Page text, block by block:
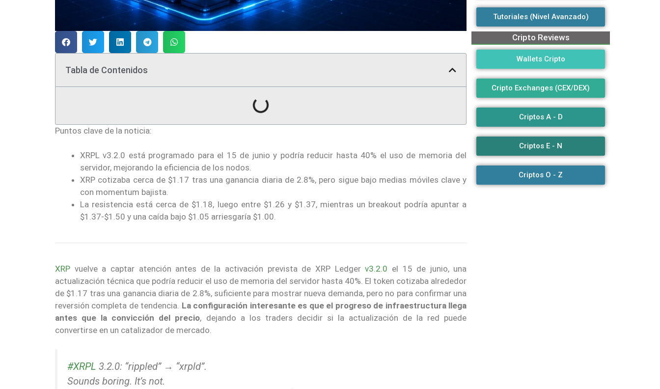
Tabla de Contenidos
Puntos clave de la noticia:
XRPL v3.2.0 está programado para el 15 de junio y podría reducir hasta 40% el uso de memoria del
servidor, mejorando la eficiencia de los nodos.
XRP cotizaba cerca de $1.17 tras una ganancia diaria de 2.8%, pero sigue bajo medias móviles clave y
con momentum bajista.
La resistencia está cerca de $1.18, luego entre $1.26 y $1.37, mientras un breakout podría apuntar a
$1.37-$1.50 y una caída bajo $1.05 arriesgaría $1.00.
XRP vuelve a captar atención antes de la activación prevista de XRP Ledgerv3.2.0 el 15 de junio, una
actualización técnica que podría reducir el uso de memoria del servidor hasta 40%. El token cotizaba alrededor
de $1.17 tras una ganancia diaria de 2.8%, suficiente para mostrar nueva demanda, pero no para confirmar una
reversión completa de tendencia. La configuración interesante es que el progreso de infraestructura llega
antes que la convicción del precio, dejando a los traders decidir si la actualización de la red puede
convertirse en un catalizador de mercado.
#XRPL 3.2.0: “rippled” → “xrpld”.
Sounds boring. It’s not.
Tutoriales (Nivel Avanzado)
Cripto Reviews
Wallets Cripto
Cripto Exchanges (CEX/DEX)
Criptos A - D
Criptos E - N
Criptos O - Z